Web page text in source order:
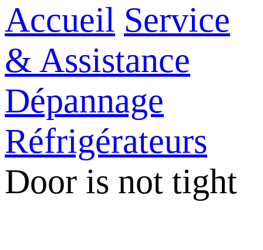
Accueil Service
& Assistance
Dépannage
Réfrigérateurs
Door is not tight